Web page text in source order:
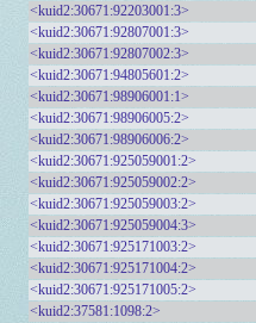
<kuid2:30671:92203001:3>
<kuid2:30671:92807001:3>
<kuid2:30671:92807002:3>
<kuid2:30671:94805601:2>
<kuid2:30671:98906001:1>
<kuid2:30671:98906005:2>
<kuid2:30671:98906006:2>
<kuid2:30671:925059001:2>
<kuid2:30671:925059002:2>
<kuid2:30671:925059003:2>
<kuid2:30671:925059004:3>
<kuid2:30671:925171003:2>
<kuid2:30671:925171004:2>
<kuid2:30671:925171005:2>
<kuid2:37581:1098:2>